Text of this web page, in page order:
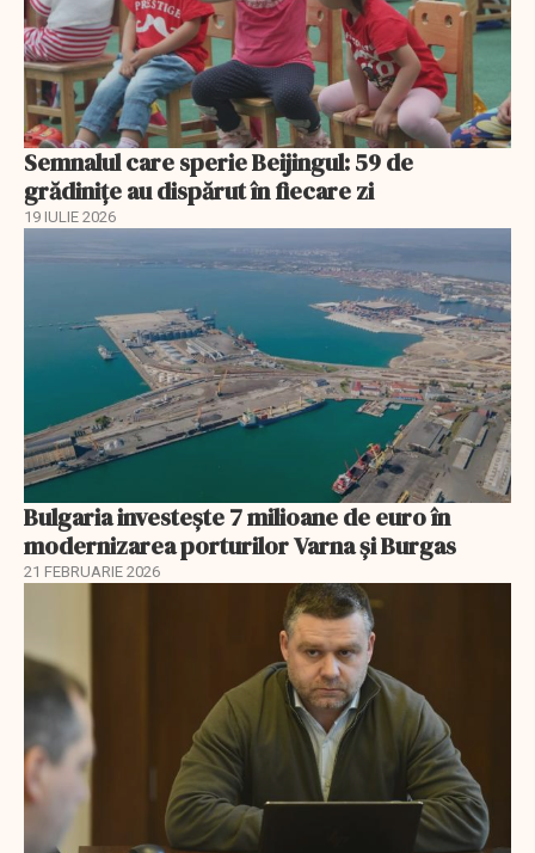
Semnalul care sperie Beijingul: 59 de
grădinițe au dispărut în fiecare zi
19 IULIE 2026
Bulgaria investește 7 milioane de euro în
modernizarea porturilor Varna și Burgas
21 FEBRUARIE 2026